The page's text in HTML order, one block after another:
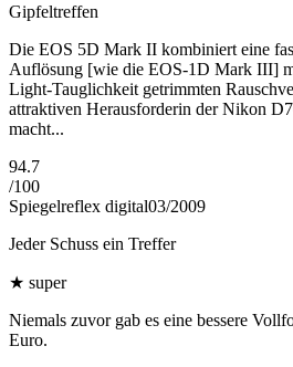
Gipfeltreffen
Die EOS 5D Mark II kombiniert eine
Auflösung [wie die EOS-1D Mark III]
Light-Tauglichkeit getrimmten
attraktiven Herausforderin der Nikon
macht...
94.7
/100
Spiegelreflex digital03/2009
Jeder Schuss ein Treffer
★ super
Niemals zuvor gab es eine bessere
Euro.